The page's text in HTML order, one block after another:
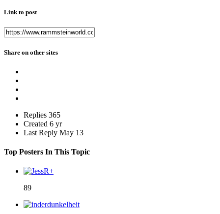
Link to post
Share on other sites
Replies 365
Created 6 yr
Last Reply May 13
Top Posters In This Topic
89